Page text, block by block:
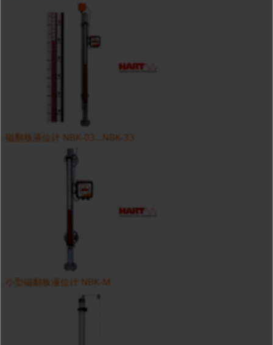
磁翻板液位计 NBK-03...NBK-33
小型磁翻板液位计 NBK-M